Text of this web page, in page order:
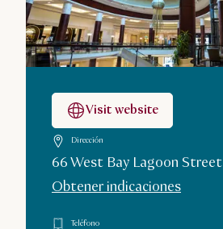
Visit website
Dirección
66 West Bay Lagoon Street
Obtener indicaciones
Teléfono